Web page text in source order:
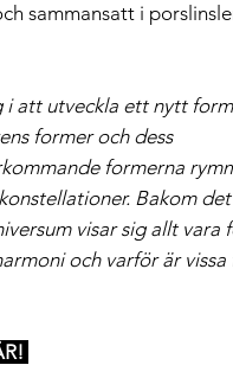
sammansatt i
i att utveckla ett nytt
former och dess
formerna
Bakom
visar sig allt vara
och varför är